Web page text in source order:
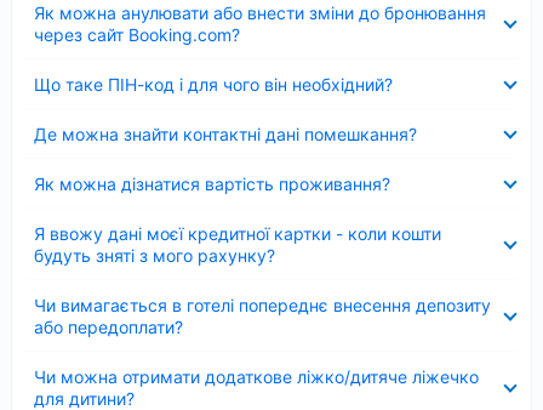
Як можна анулювати або внести зміни до бронювання
через сайт Booking.com?
Що таке ПІН-код і для чого він необхідний?
Де можна знайти контактні дані помешкання?
Як можна дізнатися вартість проживання?
Я ввожу дані моєї кредитної картки - коли кошти
будуть зняті з мого рахунку?
Чи вимагається в готелі попереднє внесення депозиту
або передоплати?
Чи можна отримати додаткове ліжко/дитяче ліжечко
для дитини?